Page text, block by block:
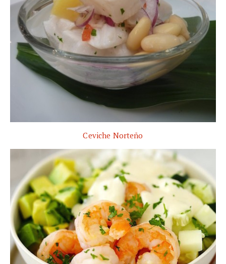
Ceviche Norteño